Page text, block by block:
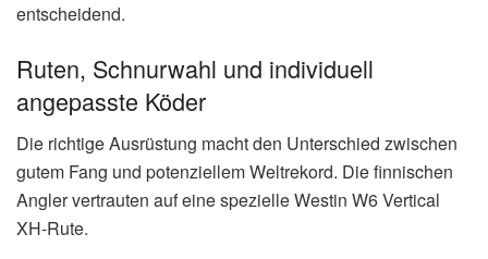
entscheidend.
Ruten, Schnurwahl und individuell
angepasste Köder
Die richtige Ausrüstung macht den Unterschied zwischen
gutem Fang und potenziellem Weltrekord. Die finnischen
Angler vertrauten auf eine spezielle Westin W6 Vertical
XH-Rute.